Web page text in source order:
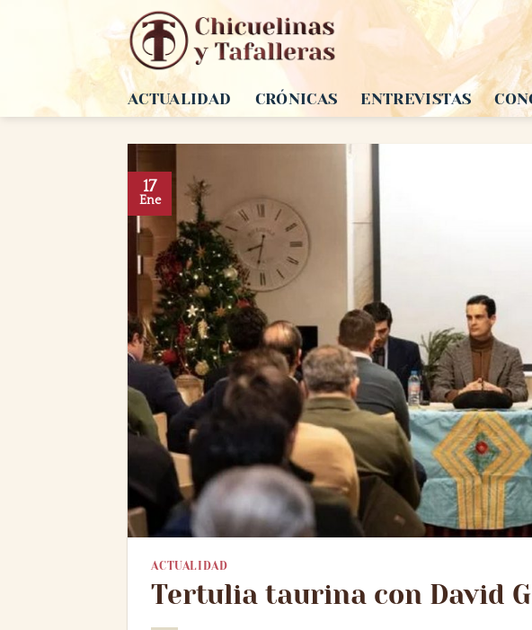
ACTUALIDAD
CRÓNICAS ENTREVISTAS
17
Ene
ACTUALIDAD
Tertulia taurina con David